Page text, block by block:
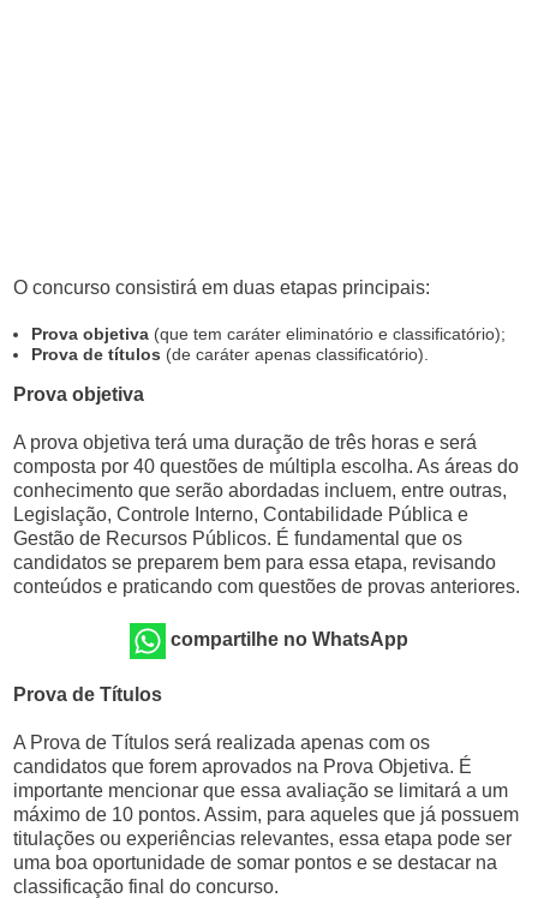
O concurso consistirá em duas etapas principais:
Prova objetiva (que tem caráter eliminatório e classificatório);
Prova de títulos (de caráter apenas classificatório).
Prova objetiva
A prova objetiva terá uma duração de três horas e será
composta por 40 questões de múltipla escolha. As áreas do
conhecimento que serão abordadas incluem, entre outras,
Legislação, Controle Interno, Contabilidade Pública e
Gestão de Recursos Públicos. É fundamental que os
candidatos se preparem bem para essa etapa, revisando
conteúdos e praticando com questões de provas anteriores.
compartilhe no WhatsApp
Prova de Títulos
A Prova de Títulos será realizada apenas com os
candidatos que forem aprovados na Prova Objetiva. É
importante mencionar que essa avaliação se limitará a um
máximo de 10 pontos. Assim, para aqueles que já possuem
titulações ou experiências relevantes, essa etapa pode ser
uma boa oportunidade de somar pontos e se destacar na
classificação final do concurso.